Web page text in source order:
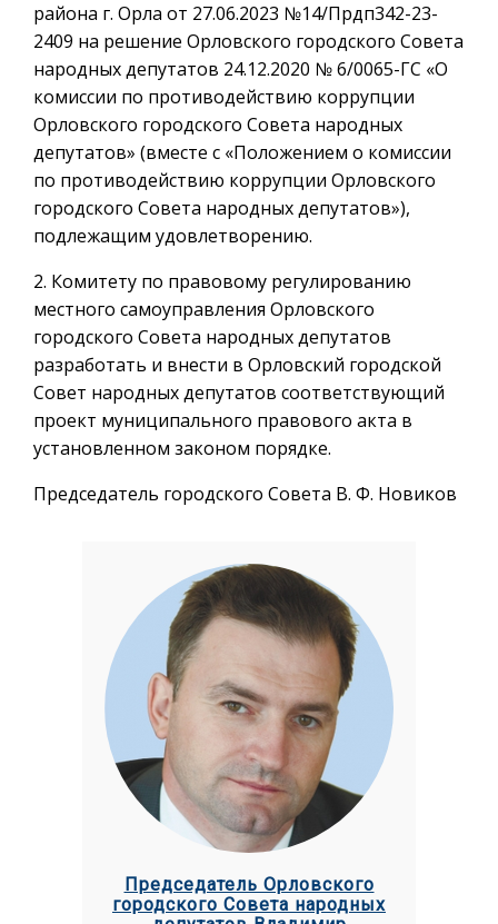
района г. Орла от 27.06.2023 №14/Прдп342-23-
2409 на решение Орловского городского Совета
народных депутатов 24.12.2020 № 6/0065-ГС «О
комиссии по противодействию коррупции
Орловского городского Совета народных
депутатов» (вместе с «Положением о комиссии
по противодействию коррупции Орловского
городского Совета народных депутатов»),
подлежащим удовлетворению.
2. Комитету по правовому регулированию
местного самоуправления Орловского
городского Совета народных депутатов
разработать и внести в Орловский городской
Совет народных депутатов соответствующий
проект муниципального правового акта в
установленном законом порядке.
Председатель городского Совета В. Ф. Новиков
Председатель Орловского
городского Совета народных